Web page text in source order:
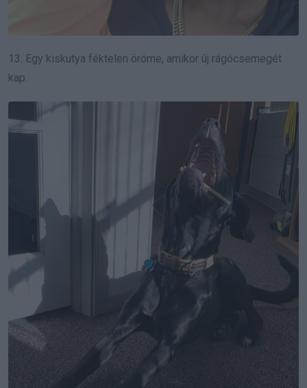
13. Egy kiskutya féktelen öröme, amikor új rágócsemegét
kap.